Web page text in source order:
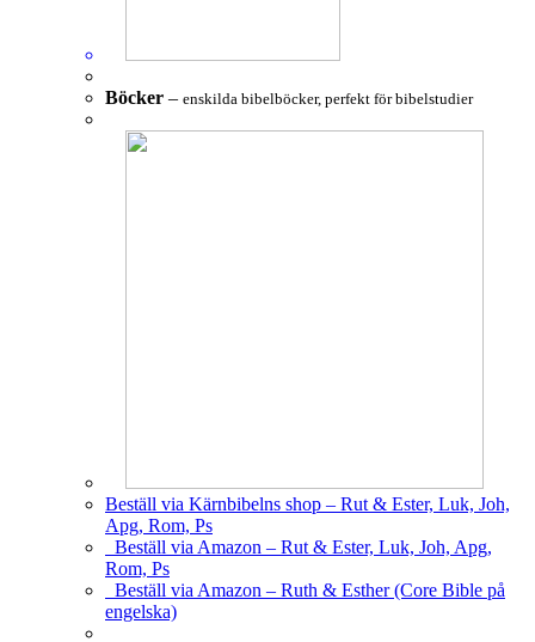
Böcker – enskilda bibelböcker, perfekt för bibelstudier
Beställ via Kärnbibelns shop – Rut & Ester, Luk, Joh,
Apg, Rom, Ps
Beställ via Amazon – Rut & Ester, Luk, Joh, Apg,
Rom, Ps
Beställ via Amazon – Ruth & Esther (Core Bible på
engelska)